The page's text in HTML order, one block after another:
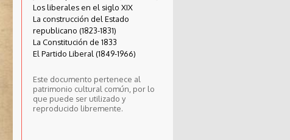
Los liberales en el siglo XIX
La construcción del Estado
republicano (1823-1831)
La Constitución de 1833
El Partido Liberal (1849-1966)
Este documento pertenece al
patrimonio cultural común, por lo
que puede ser utilizado y
reproducido libremente.